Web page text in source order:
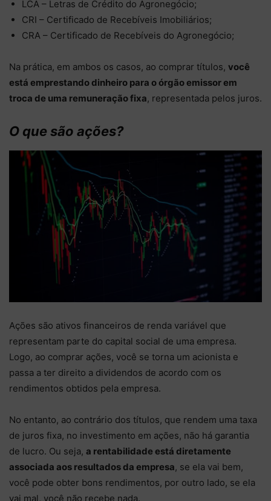
LCA – Letras de Crédito do Agronegócio;
CRI – Certificado de Recebíveis Imobiliários;
CRA – Certificado de Recebíveis do Agronegócio;
Na prática, em ambos os casos, ao comprar títulos, você
está emprestando dinheiro para o órgão emissor em
troca de uma remuneração fixa, representada pelos juros.
O que são ações?
Ações são ativos financeiros de renda variável que
representam parte do capital social de uma empresa.
Logo, ao comprar ações, você se torna um acionista e
passa a ter direito a dividendos de acordo com os
rendimentos obtidos pela empresa.
No entanto, ao contrário dos títulos, que rendem uma taxa
de juros fixa, no investimento em ações, não há garantia
de lucro. Ou seja, a rentabilidade está diretamente
associada aos resultados da empresa, se ela vai bem,
você pode obter bons rendimentos, por outro lado, se ela
vai mal, você não recebe nada.